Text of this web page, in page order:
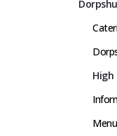
High